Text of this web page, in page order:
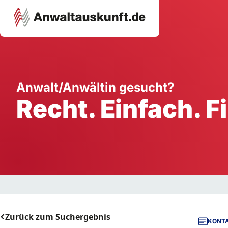
Ausbildung
Handwerk
Dienstleistung
Anwalt/Anwältin gesucht?
Recht. Einfach.
Zurück zum Suchergebnis